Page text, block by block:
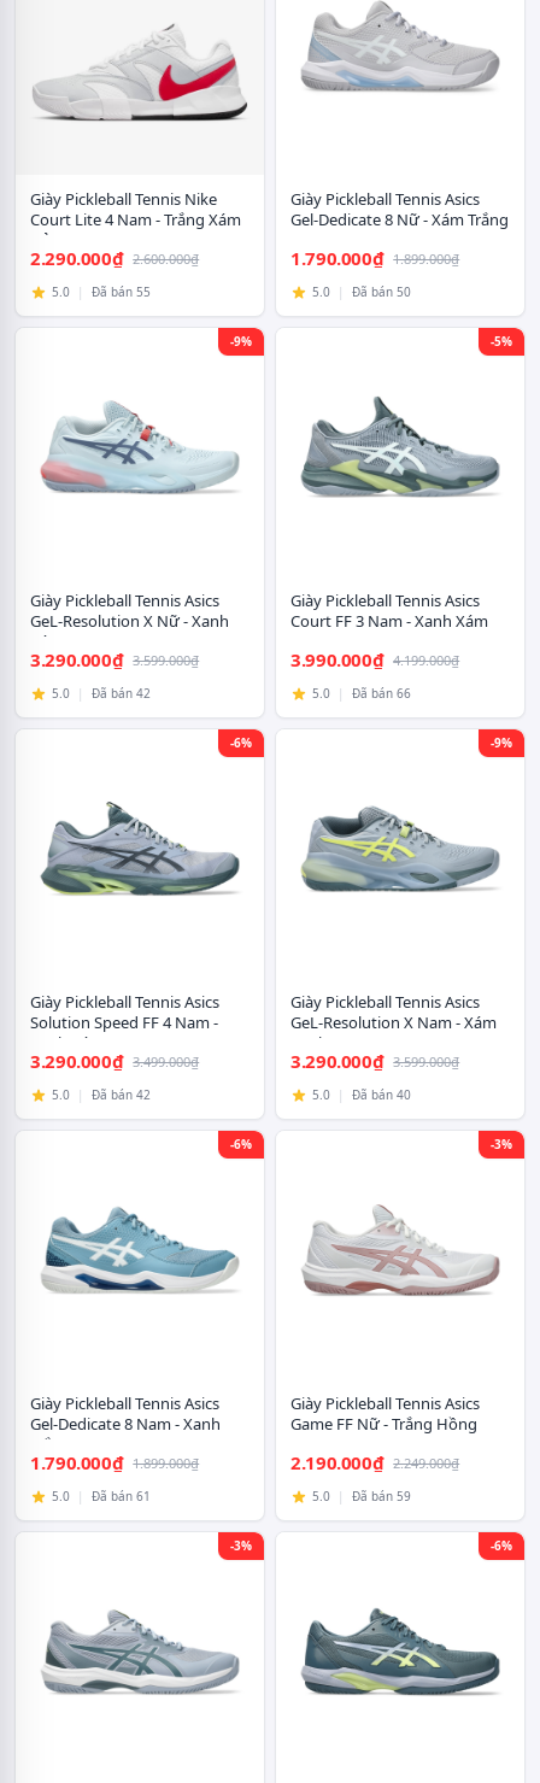
Giày Pickleball Tennis Nike
Court Lite 4 Nam - Trắng Xám
Đỏ
2.290.000₫ 2.600.000₫
5.0 | Đã bán 55
Giày Pickleball Tennis Asics
Gel-Dedicate 8 Nữ - Xám Trắng
1.790.000₫ 1.899.000₫
5.0 | Đã bán 50
-9%
Giày Pickleball Tennis Asics
GeL-Resolution X Nữ - Xanh
Xám
3.290.000₫ 3.599.000₫
5.0 | Đã bán 42
-5%
Giày Pickleball Tennis Asics
Court FF 3 Nam - Xanh Xám
3.990.000₫ 4.199.000₫
5.0 | Đã bán 66
-6%
Giày Pickleball Tennis Asics
Solution Speed FF 4 Nam -
Xanh Xám
3.290.000₫ 3.499.000₫
5.0 | Đã bán 42
-9%
Giày Pickleball Tennis Asics
GeL-Resolution X Nam - Xám
Xanh
3.290.000₫ 3.599.000₫
5.0 | Đã bán 40
-6%
Giày Pickleball Tennis Asics
Gel-Dedicate 8 Nam - Xanh
Trắng
1.790.000₫ 1.899.000₫
5.0 | Đã bán 61
-3%
Giày Pickleball Tennis Asics
Game FF Nữ - Trắng Hồng
2.190.000₫ 2.249.000₫
5.0 | Đã bán 59
-3% -6%